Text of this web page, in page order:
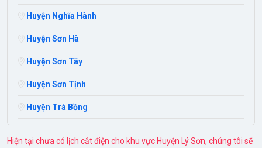
Huyện Nghĩa Hành
Huyện Sơn Hà
Huyện Sơn Tây
Huyện Sơn Tịnh
Huyện Trà Bồng
Hiện tại chưa có lịch cắt điện cho khu vực Huyện Lý Sơn, chúng tôi sẽ